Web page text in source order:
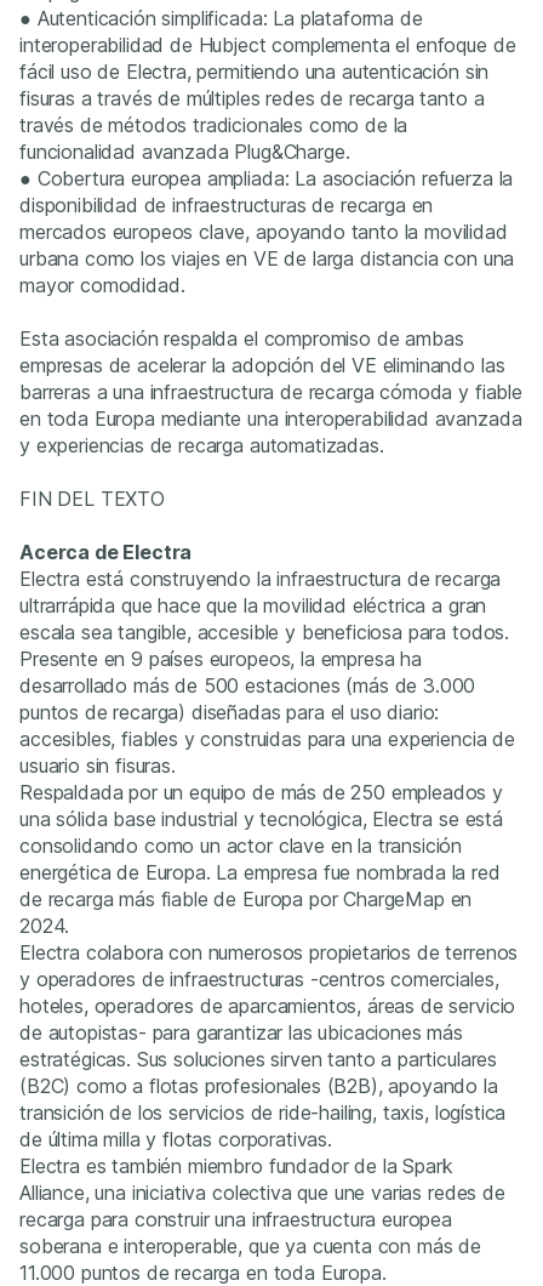
● Autenticación simplificada: La plataforma de
interoperabilidad de Hubject complementa el enfoque de
fácil uso de Electra, permitiendo una autenticación sin
fisuras a través de múltiples redes de recarga tanto a
través de métodos tradicionales como de la
funcionalidad avanzada Plug&Charge.
● Cobertura europea ampliada: La asociación refuerza la
disponibilidad de infraestructuras de recarga en
mercados europeos clave, apoyando tanto la movilidad
urbana como los viajes en VE de larga distancia con una
mayor comodidad.
Esta asociación respalda el compromiso de ambas
empresas de acelerar la adopción del VE eliminando las
barreras a una infraestructura de recarga cómoda y fiable
en toda Europa mediante una interoperabilidad avanzada
y experiencias de recarga automatizadas.
FIN DEL TEXTO
Acerca de Electra
Electra está construyendo la infraestructura de recarga
ultrarrápida que hace que la movilidad eléctrica a gran
escala sea tangible, accesible y beneficiosa para todos.
Presente en 9 países europeos, la empresa ha
desarrollado más de 500 estaciones (más de 3.000
puntos de recarga) diseñadas para el uso diario:
accesibles, fiables y construidas para una experiencia de
usuario sin fisuras.
Respaldada por un equipo de más de 250 empleados y
una sólida base industrial y tecnológica, Electra se está
consolidando como un actor clave en la transición
energética de Europa. La empresa fue nombrada la red
de recarga más fiable de Europa por ChargeMap en
2024.
Electra colabora con numerosos propietarios de terrenos
y operadores de infraestructuras -centros comerciales,
hoteles, operadores de aparcamientos, áreas de servicio
de autopistas- para garantizar las ubicaciones más
estratégicas. Sus soluciones sirven tanto a particulares
(B2C) como a flotas profesionales (B2B), apoyando la
transición de los servicios de ride-hailing, taxis, logística
de última milla y flotas corporativas.
Electra es también miembro fundador de la Spark
Alliance, una iniciativa colectiva que une varias redes de
recarga para construir una infraestructura europea
soberana e interoperable, que ya cuenta con más de
11.000 puntos de recarga en toda Europa.